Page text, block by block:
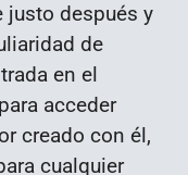
justo después y
de
en el
acceder
creado con él,
cualquier